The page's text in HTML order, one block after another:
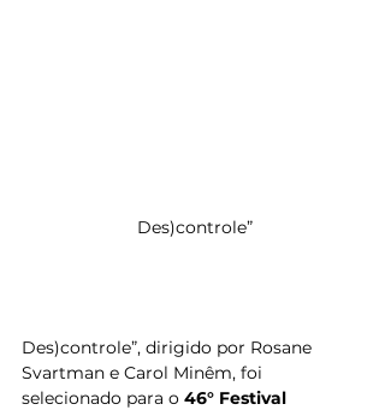
Des)controle”
Des)controle”, dirigido por Rosane
Svartman e Carol Minêm, foi
selecionado para o 46° Festival